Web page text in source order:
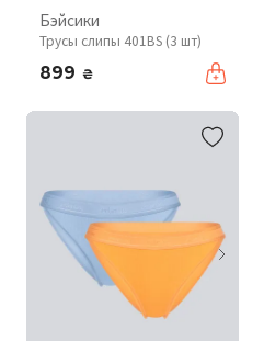
Бэйсики
Трусы слипы 401BS (3 шт)
899 ₴